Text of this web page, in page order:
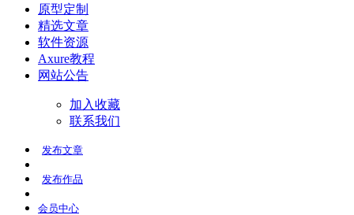
原型定制
精选文章
软件资源
Axure教程
网站公告
加入收藏
联系我们
发布文章
发布作品
会员中心